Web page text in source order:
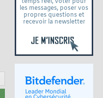
les messages, poser vos
propres questions et
recevoir la newsletter